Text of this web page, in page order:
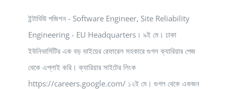
ইন্টার্ভিউ পজিশন - Software Engineer, Site Reliability
Engineering - EU Headquarters। ৯ই মে। ঢাকা
ইউনিভার্সিটির এক বড় ভাইয়ের রেফারেল সহকারে গুগল ক্যারিয়ার পেজ
থেকে এপ্লাই করি। ক্যারিয়ার সাইটের লিংক
https://careers.google.com/ ১২ই মে। গুগল থেকে একজন